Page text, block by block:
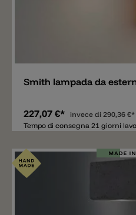
Smith lampada da
227,07 €* invece di 290,36 €*
Tempo di consegna 21 giorni